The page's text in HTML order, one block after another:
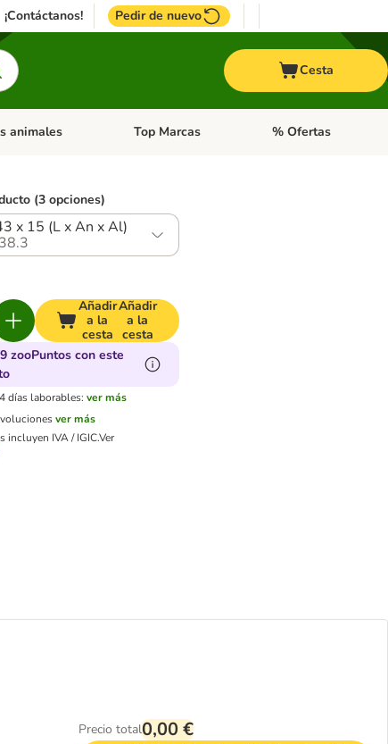
¡Contáctanos! Pedir de nuevo
Cesta
y +
categoria abierto: Pájaros
animales Menú de categoria abierto: Otros animales
Top Marcas Menú de categoria
% Ofertas
(3 opciones)
x 15 (L x An x Al)
Añadir
a la
cesta
Añadir
a la
cesta
zooPuntos con este
días laborables: ver más
ver más
incluyen IVA / IGIC.Ver
Precio total0,00 €